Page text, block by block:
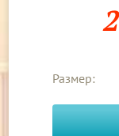
Размер: